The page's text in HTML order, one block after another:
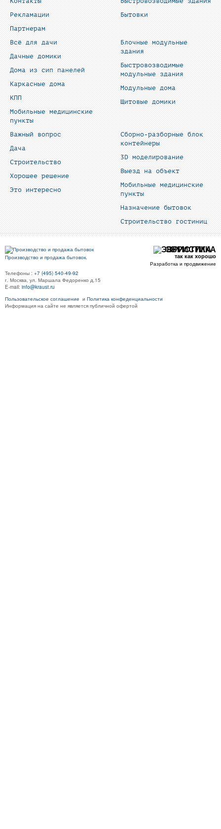
Рекламации
Партнерам
Бытовки
Всё для дачи
Дачные домики
Дома из сип панелей
Каркасные дома
КПП
Мобильные медицинские
пункты
Блочные модульные
здания
Быстровозводимые
модульные здания
Модульные дома
Щитовые домики
Важный вопрос
Дача
Строительство
Хорошее решение
Это интересно
Сборно-разборные блок
контейнеры
3D моделирование
Выезд на объект
Мобильные медицинские
пункты
Назначение бытовок
Строительство гостиниц
Производство и продажа бытовок.
ЭВРИСТИКА
так как хорошо
Разработка и продвижение
Телефоны : +7 (495) 540-49-92
г. Москва, ул. Маршала Федоренко д.15
E-mail: info@kraust.ru
Пользовательское соглашение и Политика конфеденциальности
Информация на сайте не является публичной офертой